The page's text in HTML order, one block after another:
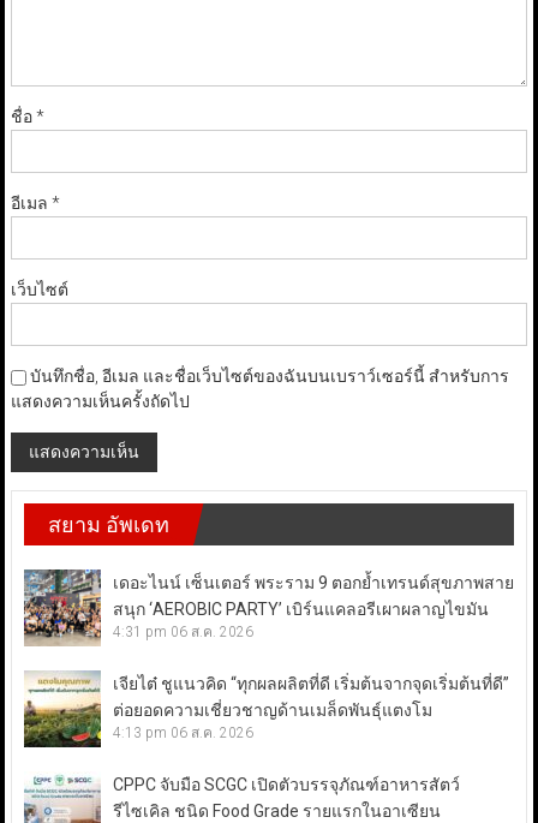
ชื่อ*
อีเมล *
เว็บไซต์
บันทึกชื่อ, อีเมล และชื่อเว็บไซต์ของฉันบนเบราว์เซอร์นี้ สำหรับการ
แสดงความเห็นครั้งถัดไป
สยาม อัพเดท
เดอะไนน์ เซ็นเตอร์ พระราม 9 ตอกย้ำเทรนด์สุขภาพสาย
สนุก ‘AEROBIC PARTY’ เบิร์นแคลอรีเผาผลาญไขมัน
4:31 pm 06 ส.ค. 2026
เจียไต๋ ชูแนวคิด “ทุกผลผลิตที่ดี เริ่มต้นจากจุดเริ่มต้นที่ดี”
ต่อยอดความเชี่ยวชาญด้านเมล็ดพันธุ์แตงโม
4:13 pm 06 ส.ค. 2026
CPPC จับมือ SCGC เปิดตัวบรรจุภัณฑ์อาหารสัตว์
รีไซเคิล ชนิด Food Grade รายแรกในอาเซียน